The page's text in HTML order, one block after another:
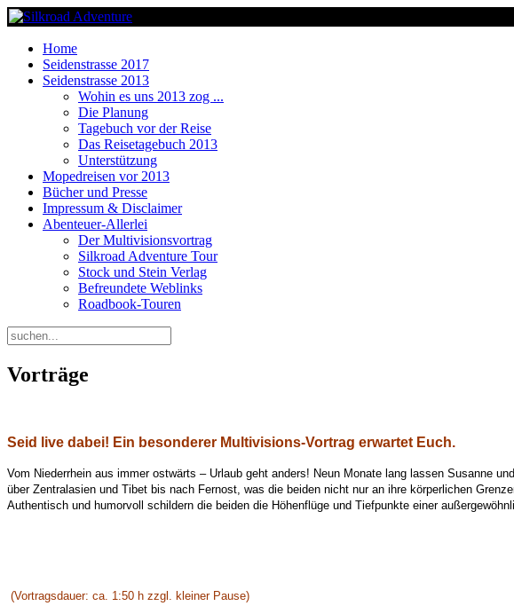
Home
Seidenstrasse 2017
Seidenstrasse 2013
Wohin es uns 2013 zog ...
Die Planung
Tagebuch vor der Reise
Das Reisetagebuch 2013
Unterstützung
Mopedreisen vor 2013
Bücher und Presse
Impressum & Disclaimer
Abenteuer-Allerlei
Der Multivisionsvortrag
Silkroad Adventure Tour
Stock und Stein Verlag
Befreundete Weblinks
Roadbook-Touren
Vorträge
Seid live dabei! Ein besonderer Multivisions-Vortrag erwartet Euch.
Vom Niederrhein aus immer ostwärts – Urlaub geht anders! Neun Monate lang lassen Susanne
überZentralasien und Tibet bis nach Fernost, was die beiden nicht nur an ihre körperlichen
Authentisch und humorvoll schildern die beiden die Höhenflüge und Tiefpunkte einer
(Vortragsdauer: ca. 1:50 h zzgl. kleiner Pause)